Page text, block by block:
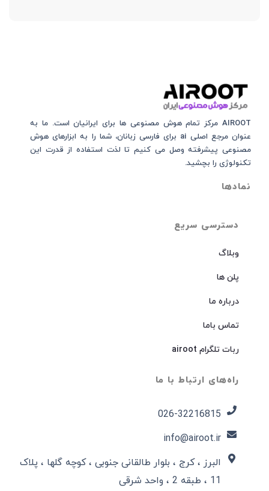
دسترسی سریع
وبلاگ
پلن ها
درباره ما
تماس باما
ربات تلگرام airoot
راه‌های ارتباط با ما
026-32216815​
info@airoot.ir
البرز ، کرج ، بلوار طالقانی جنوبی ، کوچه گلها ، پلاک
11 ، طبقه 2 ، واحد شرقی
AIROOT مرکز تمام هوش مصنوعی‌‌‌ ها برای ایرانیان است. ما به
عنوان مرجع اصلی ai برای فارسی زبانان، شما را به ابزارهای هوش
مصنوعی پیشرفته وصل می کنیم تا لذت استفاده از قدرت این
تکنولوژی را بچشید.
نمادها